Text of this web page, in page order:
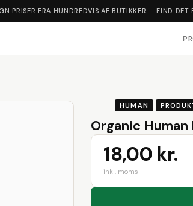
PRISER FRA HUNDREDVIS AF BUTIKKER · FIND DET
HUMAN
Organic
18,00 kr.
inkl. moms